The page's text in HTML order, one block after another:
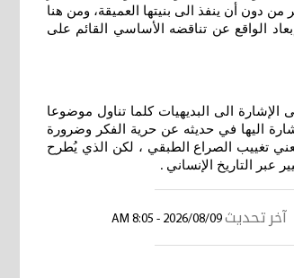
من دون أن ينفذ الى بنيتها العميقة، ومن هنا
الواقع عن تناقضه الأساسي القائم على
الى البديهيات كلما تناول موضوعا
اليها في حديثه عن حرية الفكر وضرورة
تغييب الصراع الطبقي ، لكن الذي يُطرح
التاريخ الإنساني .
آخر تحديث 2026/08/09 - 8:05 AM